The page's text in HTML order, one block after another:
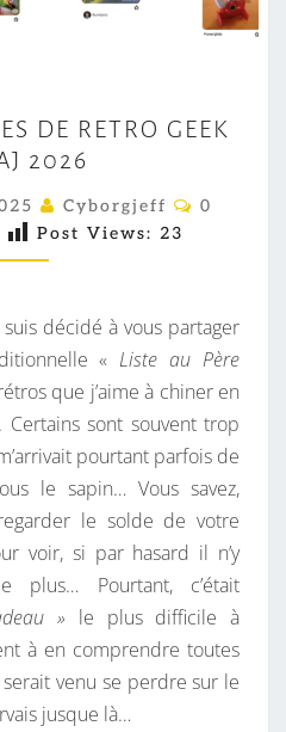
E
S
R
E
C
E
R
C
H
E
S
D
E
R
E
T
R
O
DE RETRO GEEK
2026
Cyborgjeff
C
A
E
0
Post Views: 23
décidé à vous partager
«Liste au Père
que j’aime à chiner en
Certains sont souvent trop
pourtant parfois de
le sapin… Vous savez,
le solde de votre
voir, si par hasard il n’y
plus… Pourtant, c’était
» le plus difficile à
à en comprendre toutes
venu se perdre sur le
jusque là…